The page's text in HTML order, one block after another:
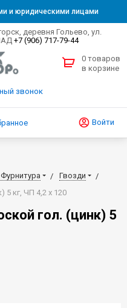
и юридическими лицами
деревня Гольево, ул.
+7 (906) 717-79-44
звонок
0 товаров
в корзине
Войти
Гвозди
5 кг, ЧП 4,2 х 120
гол. (цинк) 5